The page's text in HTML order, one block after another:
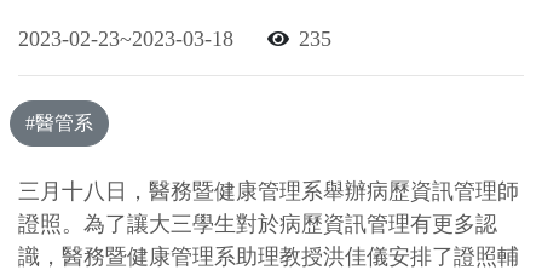
2023-02-23~2023-03-18 235
#醫管系
三月十八日，醫務暨健康管理系舉辦病歷資訊管理師
證照。為了讓大三學生對於病歷資訊管理有更多認
識，醫務暨健康管理系助理教授洪佳儀安排了證照輔